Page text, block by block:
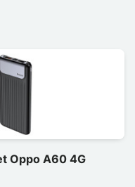
Oppo A60 4G